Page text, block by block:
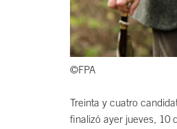
©FPA
Treinta y cuatro
finalizó ayer jueves, 10